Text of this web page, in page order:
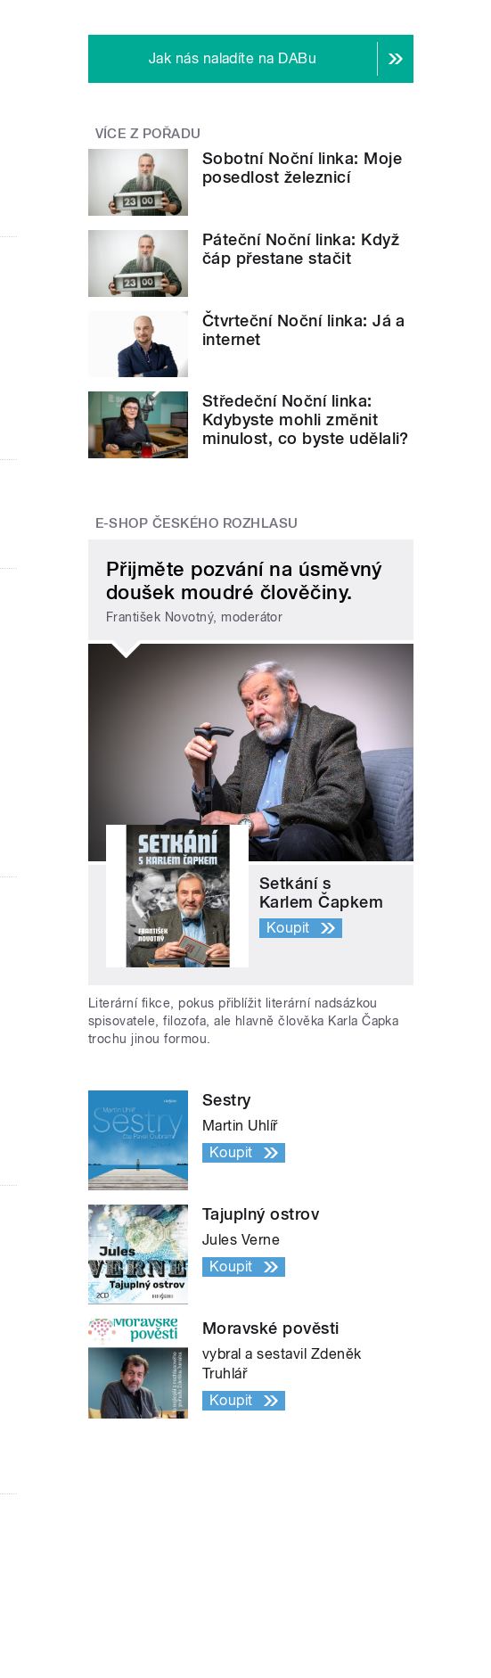
Jak nás naladíte na DABu
VÍCE Z POŘADU
Sobotní Noční linka: Moje
posedlost železnicí
Páteční Noční linka: Když
čáp přestane stačit
Čtvrteční Noční linka: Já a
internet
Středeční Noční linka:
Kdybyste mohli změnit
minulost, co byste udělali?
E-SHOP ČESKÉHO ROZHLASU
Přijměte pozvání na úsměvný
doušek moudré člověčiny.
František Novotný, moderátor
Setkání s
Karlem Čapkem
Koupit
Literární fikce, pokus přiblížit literární nadsázkou
spisovatele, filozofa, ale hlavně člověka Karla Čapka
trochu jinou formou.
Sestry
Martin Uhlíř
Koupit
Tajuplný ostrov
Jules Verne
Koupit
Moravské pověsti
vybral a sestavil Zdeněk
Truhlář
Koupit